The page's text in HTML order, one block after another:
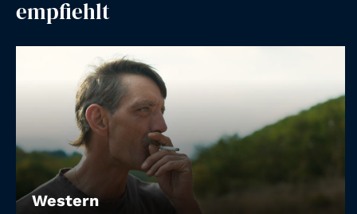
Account
Suche
empfiehlt
Western